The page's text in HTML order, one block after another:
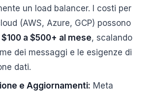
un load balancer. I costi per
(AWS, Azure, GCP) possono
$100 a $500+ al mese, scalando
dei messaggi e le esigenze di
dati.
e Aggiornamenti: Meta